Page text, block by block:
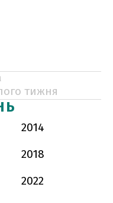
тижня
2014
2018
2022